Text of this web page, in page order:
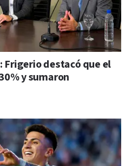
Frigerio destacó que el
y sumaron